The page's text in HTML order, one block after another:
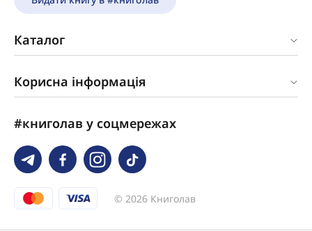
Каталог
Корисна інформація
#книголав у соцмережах
© 2026 Книголав